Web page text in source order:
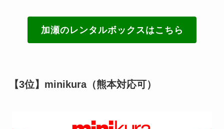
加瀬のレンタルボックスはこちら
【3位】minikura（熊本対応可）